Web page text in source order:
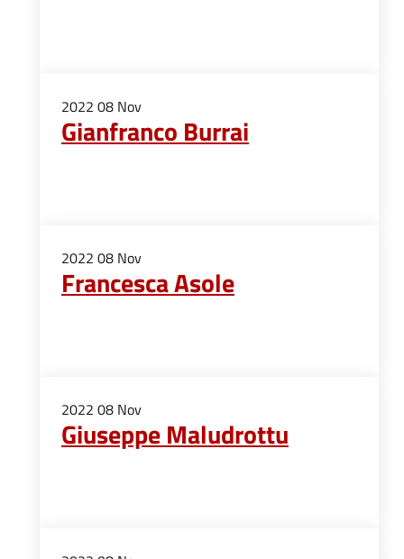
2022 08 Nov
Gianfranco Burrai
2022 08 Nov
Francesca Asole
2022 08 Nov
Giuseppe Maludrottu